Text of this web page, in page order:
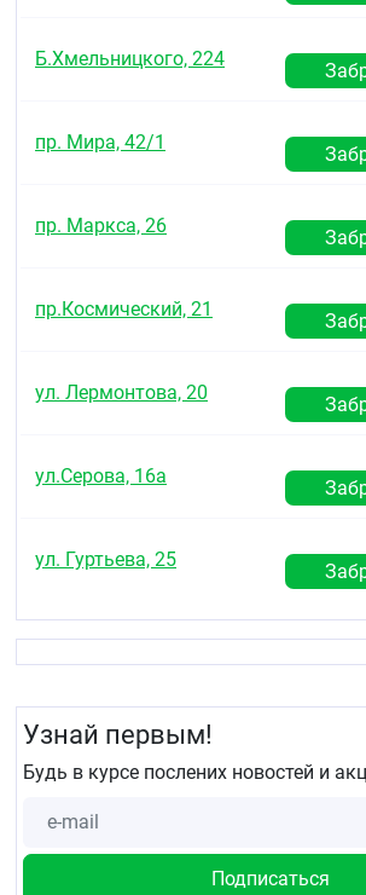
Б.Хмельницкого, 224
пр. Мира, 42/1
пр. Маркса, 26
пр.Космический, 21
ул. Лермонтова, 20
ул.Серова, 16а
ул. Гуртьева, 25
Узнай первым!
Будь в курсе послених новостей и